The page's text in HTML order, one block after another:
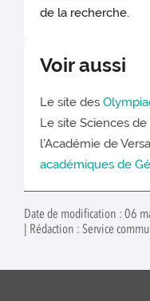
de la recherche.
Voir aussi
Le site des
Le site Sciences
l'Académie de
académiques de
Date de modification : 06
| Rédaction : Service